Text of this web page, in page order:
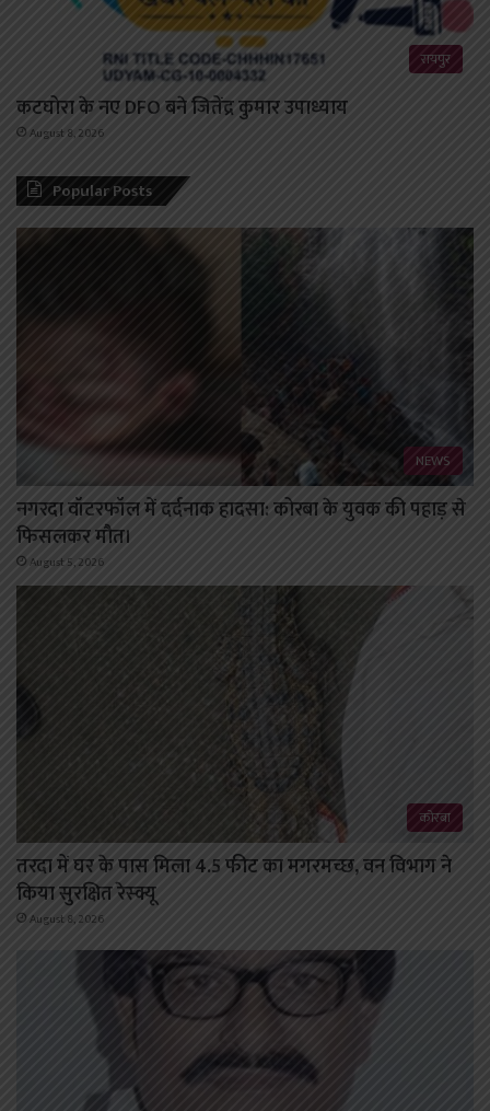
रायपुर
कटघोरा के नए DFO बने जितेंद्र कुमार उपाध्याय
August 8, 2026
Popular Posts
NEWS
नगरदा वॉटरफॉल में दर्दनाक हादसा: कोरबा के युवक की पहाड़ से
फिसलकर मौत।
August 5, 2026
कोरबा
तरदा में घर के पास मिला 4.5 फीट का मगरमच्छ, वन विभाग ने
किया सुरक्षित रेस्क्यू
August 8, 2026